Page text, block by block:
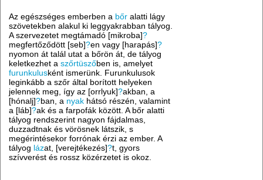
Az egészséges emberben a bőr alatti lágy
szövetekben alakul ki leggyakrabban tályog.
A szervezetet megtámadó [mikroba]?
megfertőződött [seb]?en vagy [harapás]?
nyomon át talál utat a bőrön át, de tályog
keletkezhet aszőrtüszőben is, amelyet
furunkulusként ismerünk. Furunkulusok
leginkább a szőr által borított helyeken
jelennek meg, így az [orrlyuk]?akban, a
[hónalj]?ban, a nyak hátsó részén, valamint
a [láb]?ak és a farpofák között. A bőr alatti
tályog rendszerint nagyon fájdalmas,
duzzadtnak és vörösnek látszik, s
megérintésekor forrónak érzi az ember. A
tályog lázat, [verejtékezés]?t, gyors
szívverést és rossz közérzetet is okoz.